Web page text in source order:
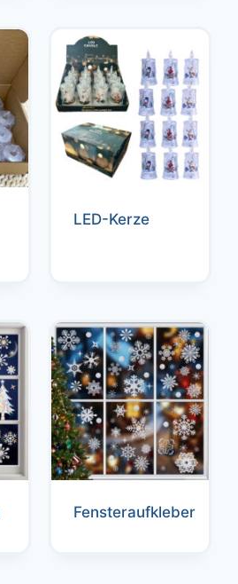
LED-Kerze
Fensteraufkleber